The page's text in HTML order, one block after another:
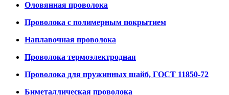
Оловянная проволока
Проволока с полимерным покрытием
Наплавочная проволока
Проволока термоэлектродная
Проволока для пружинных шайб, ГОСТ 11850-72
Биметаллическая проволока